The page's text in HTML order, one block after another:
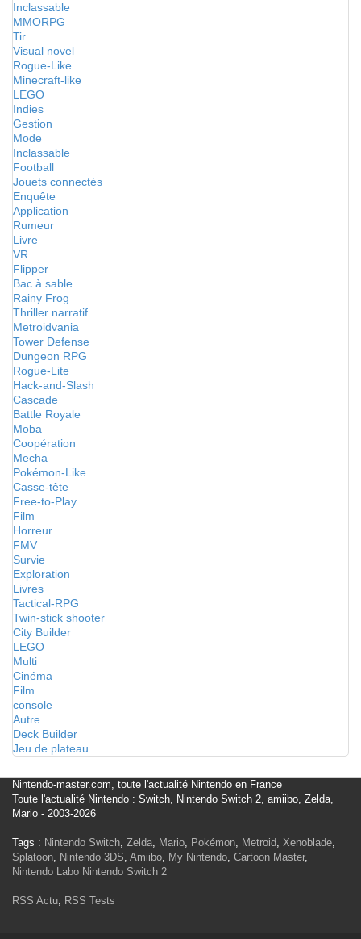
Inclassable
MMORPG
Tir
Visual novel
Rogue-Like
Minecraft-like
LEGO
Indies
Gestion
Mode
Inclassable
Football
Jouets connectés
Enquête
Application
Rumeur
Livre
VR
Flipper
Bac à sable
Rainy Frog
Thriller narratif
Metroidvania
Tower Defense
Dungeon RPG
Rogue-Lite
Hack-and-Slash
Cascade
Battle Royale
Moba
Coopération
Mecha
Pokémon-Like
Casse-tête
Free-to-Play
Film
Horreur
FMV
Survie
Exploration
Livres
Tactical-RPG
Twin-stick shooter
City Builder
LEGO
Multi
Cinéma
Film
console
Autre
Deck Builder
Jeu de plateau
Nintendo-master.com, toute l'actualité Nintendo en France
Toute l'actualité Nintendo : Switch, Nintendo Switch 2, amiibo, Zelda,
Mario - 2003-2026
Tags : Nintendo Switch, Zelda, Mario, Pokémon, Metroid, Xenoblade,
Splatoon, Nintendo 3DS, Amiibo, My Nintendo, Cartoon Master,
Nintendo Labo Nintendo Switch 2
RSS Actu, RSS Tests